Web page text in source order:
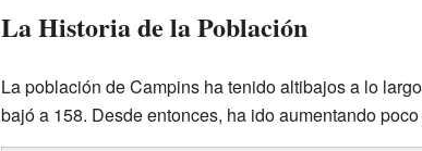
La Historia de la Población
La población de Campins ha tenido altibajos a lo
bajó a 158. Desde entonces, ha ido aumentando